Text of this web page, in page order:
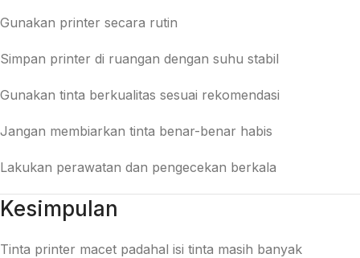
Gunakan printer secara rutin
Simpan printer di ruangan dengan suhu stabil
Gunakan tinta berkualitas sesuai rekomendasi
Jangan membiarkan tinta benar-benar habis
Lakukan perawatan dan pengecekan berkala
Kesimpulan
Tinta printer macet padahal isi tinta masih banyak